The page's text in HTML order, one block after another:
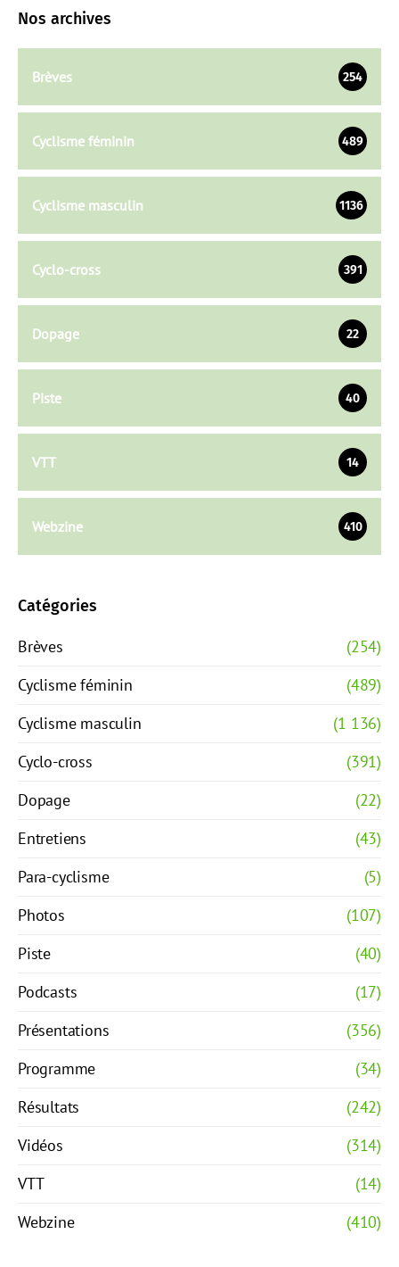
Nos archives
Brèves 254
Cyclisme féminin 489
Cyclisme masculin 1136
Cyclo-cross 391
Dopage 22
Piste 40
VTT 14
Webzine 410
Catégories
Brèves
(254)
Cyclisme féminin
(489)
Cyclisme masculin
(1 136)
Cyclo-cross
(391)
Dopage
(22)
Entretiens
(43)
Para-cyclisme
(5)
Photos
(107)
Piste
(40)
Podcasts
(17)
Présentations
(356)
Programme
(34)
Résultats
(242)
Vidéos
(314)
VTT
(14)
Webzine
(410)